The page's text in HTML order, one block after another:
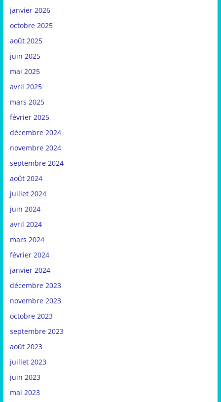
janvier 2026
octobre 2025
août 2025
juin 2025
mai 2025
avril 2025
mars 2025
février 2025
décembre 2024
novembre 2024
septembre 2024
août 2024
juillet 2024
juin 2024
avril 2024
mars 2024
février 2024
janvier 2024
décembre 2023
novembre 2023
octobre 2023
septembre 2023
août 2023
juillet 2023
juin 2023
mai 2023